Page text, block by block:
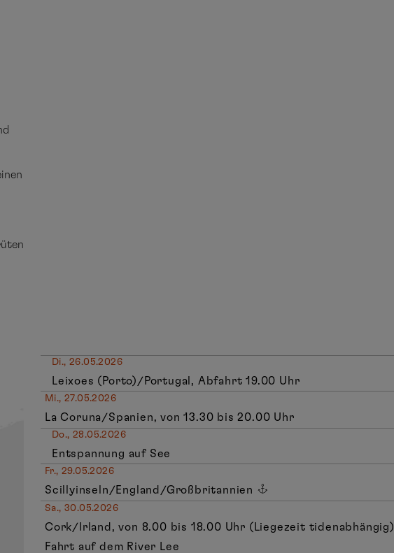
Di., 26.05.2026
Leixoes (Porto)/Portugal, Abfahrt 19.00 Uhr
Mi., 27.05.2026
La Coruna/Spanien, von 13.30 bis 20.00 Uhr
Do., 28.05.2026
Entspannung auf See
Fr., 29.05.2026
Scillyinseln/England/Großbritannien
Sa., 30.05.2026
Cork/Irland, von 8.00 bis 18.00 Uhr (Liegezeit tidenabhängig)
Fahrt auf dem River Lee